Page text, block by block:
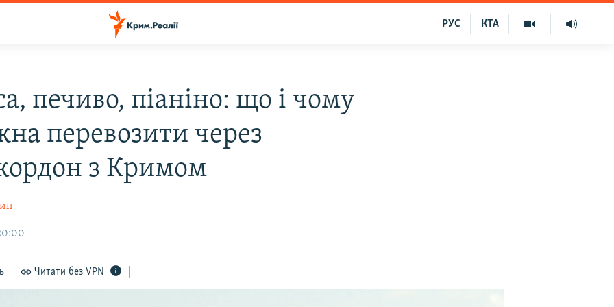
КТА
РУС
печиво, піаніно: що і чому
перевозити через
з Кримом
Читати без VPN